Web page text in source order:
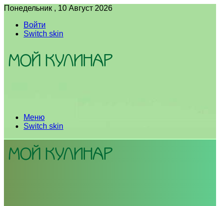
Понедельник , 10 Август 2026
Войти
Switch skin
Меню
Switch skin